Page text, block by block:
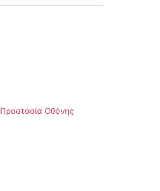
Προστασία Οθόνης